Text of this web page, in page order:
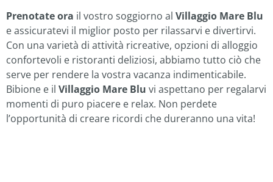
Prenotate ora il vostro soggiorno al Villaggio Mare Blu
e assicuratevi il miglior posto per rilassarvi e divertirvi.
Con una varietà di attività ricreative, opzioni di alloggio
confortevoli e ristoranti deliziosi, abbiamo tutto ciò che
serve per rendere la vostra vacanza indimenticabile.
Bibione e il Villaggio Mare Blu vi aspettano per regalarvi
momenti di puro piacere e relax. Non perdete
l’opportunità di creare ricordi che dureranno una vita!